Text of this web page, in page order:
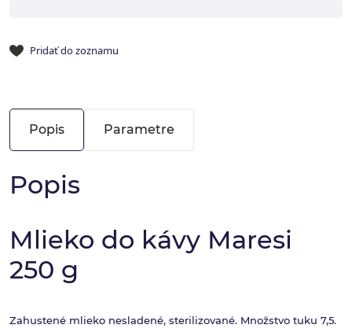
Pridať do zoznamu
Popis Parametre
Popis
Mlieko do kávy Maresi
250 g
Zahustené mlieko nesladené, sterilizované. Množstvo tuku 7,5.